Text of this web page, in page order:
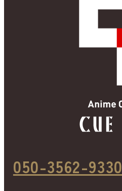
050-3562-9330